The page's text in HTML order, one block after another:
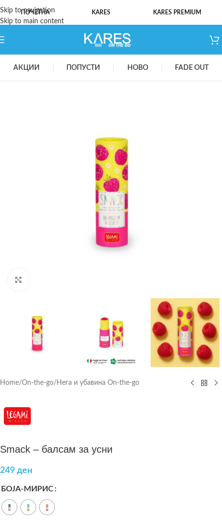
Skip to navigation
Skip to main content
ПОЧЕТНА KARES KARES PREMIUM
АКЦИИ ПОПУСТИ НОВО FADE OUT
Home/On-the-go/ Нега и убавина On-the-go
Smack – балсам за усни
249 ден
БОЈА-МИРИС